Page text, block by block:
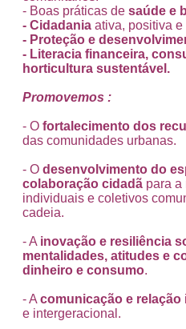
- Boas práticas de saúde e
- Cidadania ativa, positiva
- Proteção e
- Literacia financeira,
horticultura sustentável.
Promovemos :
- O fortalecimento dos
das comunidades urbanas.
- O desenvolvimento do
colaboração cidadã para a
individuais e coletivos
cadeia.
- A inovação e resiliência
mentalidades, atitudes e
dinheiro e consumo.
- A comunicação e relação
e intergeracional.